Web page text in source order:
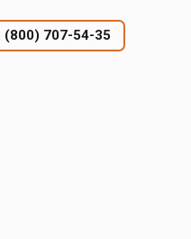
(800) 707-54-35